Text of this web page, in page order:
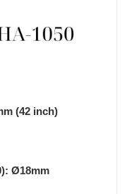
(42 inch)
Ø18mm